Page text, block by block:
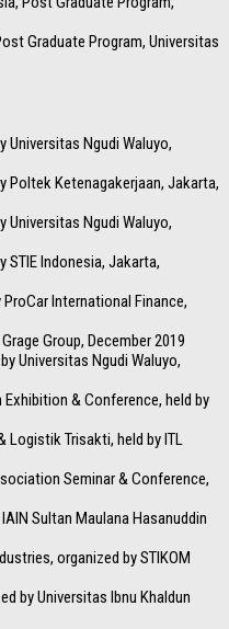
Graduate Program, Universitas
Universitas Ngudi Waluyo,
Poltek Ketenagakerjaan, Jakarta,
Universitas Ngudi Waluyo,
STIE Indonesia, Jakarta,
International Finance,
Group, December 2019
Universitas Ngudi Waluyo,
& Conference, held by
Logistik Trisakti, held by ITL
Seminar & Conference,
Sultan Maulana Hasanuddin
organized by STIKOM
by Universitas Ibnu Khaldun